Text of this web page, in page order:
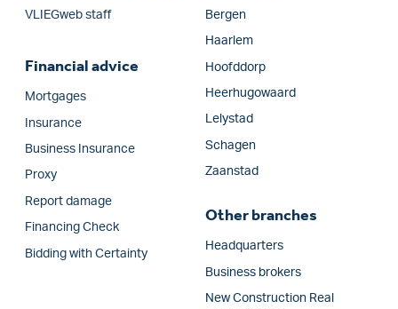
VLIEGweb staff
Financial advice
Mortgages
Insurance
Business Insurance
Proxy
Report damage
Financing Check
Bidding with Certainty
Bergen
Haarlem
Hoofddorp
Heerhugowaard
Lelystad
Schagen
Zaanstad
Other branches
Headquarters
Business brokers
New Construction Real